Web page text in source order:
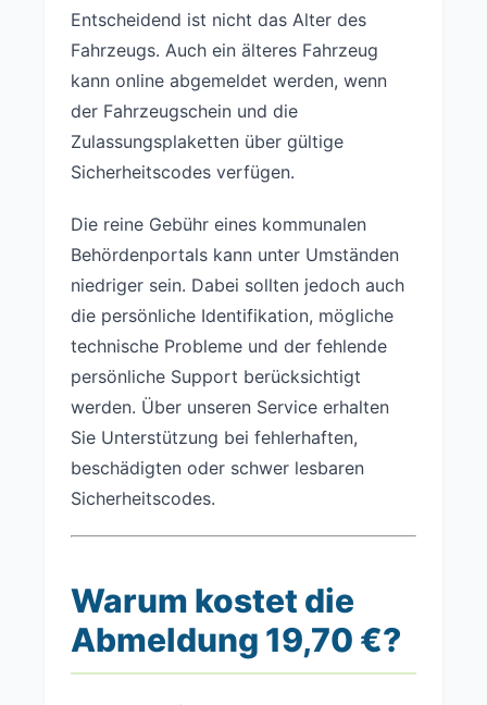
Entscheidend ist nicht das Alter des
Fahrzeugs. Auch ein älteres Fahrzeug
kann online abgemeldet werden, wenn
der Fahrzeugschein und die
Zulassungsplaketten über gültige
Sicherheitscodes verfügen.
Die reine Gebühr eines kommunalen
Behördenportals kann unter Umständen
niedriger sein. Dabei sollten jedoch auch
die persönliche Identifikation, mögliche
technische Probleme und der fehlende
persönliche Support berücksichtigt
werden. Über unseren Service erhalten
Sie Unterstützung bei fehlerhaften,
beschädigten oder schwer lesbaren
Sicherheitscodes.
Warum kostet die
Abmeldung 19,70 €?